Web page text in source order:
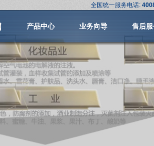
全国统一服务电话:
产品中心 业务向导 售后